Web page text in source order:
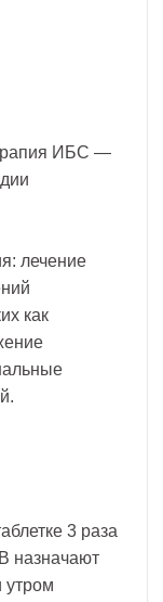
ИБС —
лечение
как
3 раза
назначают
утром